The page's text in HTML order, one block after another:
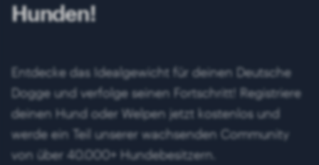
Hunden!
Entdecke das Idealgewicht für deinen Deutsche
Dogge und verfolge seinen Fortschritt! Registriere
deinen Hund oder Welpen jetzt kostenlos und
werde ein Teil unserer wachsenden Community
von über 40.000+ Hundebesitzern.